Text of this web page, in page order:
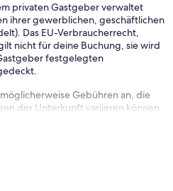
privaten Gastgeber verwaltet
ihrer gewerblichen, geschäftlichen
Das EU-Verbraucherrecht,
nicht für deine Buchung, sie wird
festgelegten
Gebühren an, die
der Unterkunft variieren können.